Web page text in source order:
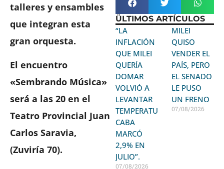
talleres y ensambles
que integran esta
gran orquesta.
El encuentro
«Sembrando Música»
será a las 20 en el
Teatro Provincial Juan
Carlos Saravia,
(Zuviría 70).
ÜLTIMOS ARTÍCULOS
“LA
INFLACIÓN
QUE MILEI
QUERÍA
DOMAR
VOLVIÓ A
LEVANTAR
TEMPERATURA:
CABA
MARCÓ
2,9% EN
JULIO”.
07/08/2026
MILEI
QUISO
VENDER EL
PAÍS, PERO
EL SENADO
LE PUSO
UN FRENO
07/08/2026